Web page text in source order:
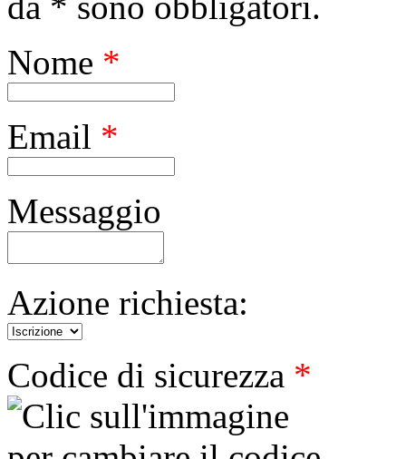
Nome *
Email *
Messaggio
Azione richiesta:
Codice di sicurezza *